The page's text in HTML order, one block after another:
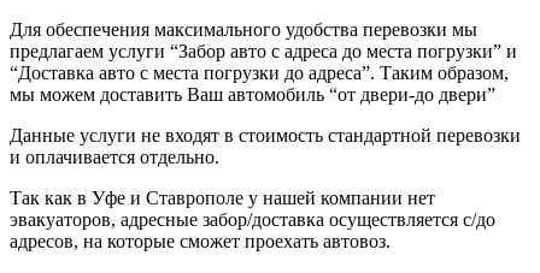
Для обеспечения максимального удобства перевозки мы
предлагаем услуги “Забор авто с адреса до места погрузки” и
“Доставка авто с места погрузки до адреса”. Таким образом,
мы можем доставить Ваш автомобиль “от двери-до двери”
Данные услуги не входят в стоимость стандартной перевозки
и оплачивается отдельно.
Так как в Уфе и Ставрополе у нашей компании нет
эвакуаторов, адресные забор/доставка осуществляется с/до
адресов, на которые сможет проехать автовоз.